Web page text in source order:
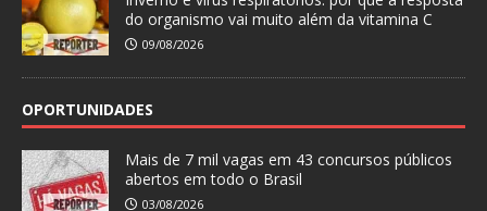
do organismo vai muito além da vitamina C
09/08/2026
OPORTUNIDADES
Mais de 7 mil vagas em 43 concursos públicos
abertos em todo o Brasil
03/08/2026